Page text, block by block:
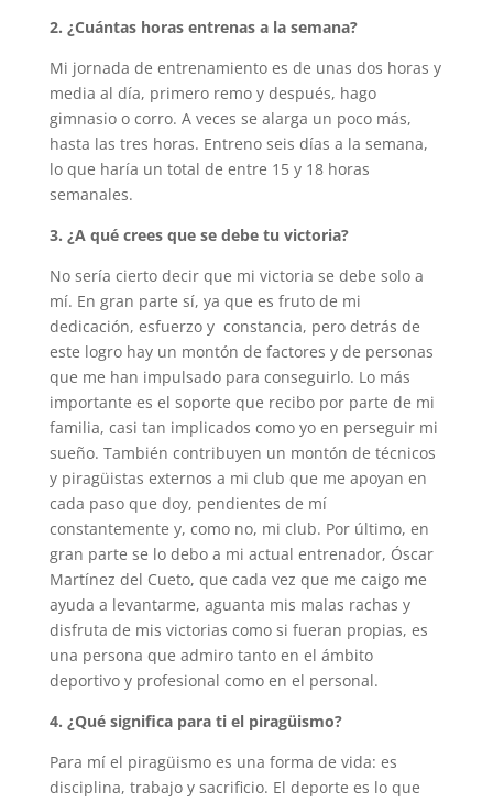
2. ¿Cuántas horas entrenas a la semana?
Mi jornada de entrenamiento es de unas dos horas y
media al día, primero remo y después, hago
gimnasio o corro. A veces se alarga un poco más,
hasta las tres horas. Entreno seis días a la semana,
lo que haría un total de entre 15 y 18 horas
semanales.
3. ¿A qué crees que se debe tu victoria?
No sería cierto decir que mi victoria se debe solo a
mí. En gran parte sí, ya que es fruto de mi
dedicación, esfuerzo y constancia, pero detrás de
este logro hay un montón de factores y de personas
que me han impulsado para conseguirlo. Lo más
importante es el soporte que recibo por parte de mi
familia, casi tan implicados como yo en perseguir mi
sueño. También contribuyen un montón de técnicos
y piragüistas externos a mi club que me apoyan en
cada paso que doy, pendientes de mí
constantemente y, como no, mi club. Por último, en
gran parte se lo debo a mi actual entrenador, Óscar
Martínez del Cueto, que cada vez que me caigo me
ayuda a levantarme, aguanta mis malas rachas y
disfruta de mis victorias como si fueran propias, es
una persona que admiro tanto en el ámbito
deportivo y profesional como en el personal.
4. ¿Qué significa para ti el piragüismo?
Para mí el piragüismo es una forma de vida: es
disciplina, trabajo y sacrificio. El deporte es lo que